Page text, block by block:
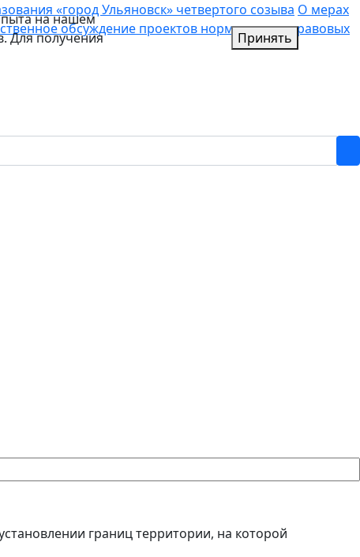
«город Ульяновск» четвертого созыва О мерах
обсуждение проектов нормативных правовых
границ территории, на которой
на нашем
Для получения
Принять